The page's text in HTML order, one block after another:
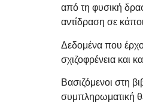
από τη φυσική
αντίδραση σε
Δεδομένα που
σχιζοφρένεια και
Βασιζόμενοι στη
συμπληρωματική